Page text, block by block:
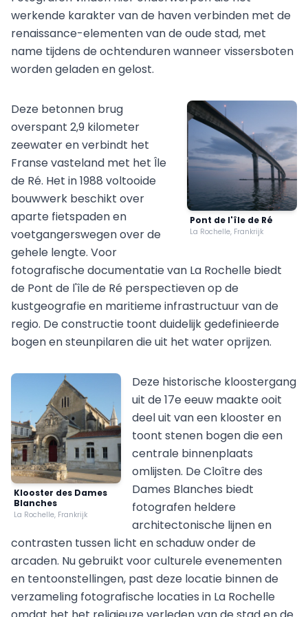
werkende karakter van de haven verbinden met de
renaissance-elementen van de oude stad, met
name tijdens de ochtenduren wanneer vissersboten
worden geladen en gelost.
Pont de l'île de Ré
La Rochelle, Frankrijk
Deze betonnen brug
overspant 2,9 kilometer
zeewater en verbindt het
Franse vasteland met het Île
de Ré. Het in 1988 voltooide
bouwwerk beschikt over
aparte fietspaden en
voetgangerswegen over de
gehele lengte. Voor
fotografische documentatie van La Rochelle biedt
de Pont de l'île de Ré perspectieven op de
kustgeografie en maritieme infrastructuur van de
regio. De constructie toont duidelijk gedefinieerde
bogen en steunpilaren die uit het water oprijzen.
Klooster des Dames
Blanches
La Rochelle, Frankrijk
Deze historische kloostergang
uit de 17e eeuw maakte ooit
deel uit van een klooster en
toont stenen bogen die een
centrale binnenplaats
omlijsten. De Cloître des
Dames Blanches biedt
fotografen heldere
architectonische lijnen en
contrasten tussen licht en schaduw onder de
arcaden. Nu gebruikt voor culturele evenementen
en tentoonstellingen, past deze locatie binnen de
verzameling fotografische locaties in La Rochelle